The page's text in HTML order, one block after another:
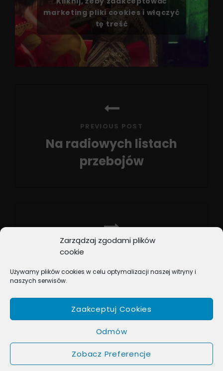
Zarządzaj zgodami plików
cookie
Używamy plików cookies w celu optymalizacji naszej witryny i
naszych serwisów.
Zaakceptuj Cookies
Odmów
Zobacz Preferencje
marketing pliki cookies i włączyć
tę treść
PREVIOUS POST
Na radiowych listach
przebojów
NEXT POST
wakacyjne zmiany
COPYRIGHT © 2026BOX MUSIC. ALL RIGHTS RESERVED.